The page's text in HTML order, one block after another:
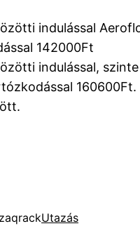
indulással
142000Ft
indulással,
zaqrackUtazás